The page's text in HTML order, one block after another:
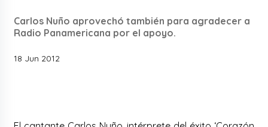
Carlos Nuño aprovechó también para agradecer a
Radio Panamericana por el apoyo.
18 Jun 2012